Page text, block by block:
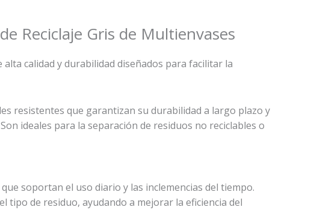
Reciclaje Gris de Multienvases
calidad y durabilidad diseñados para facilitar la
resistentes que garantizan su durabilidad a largo plazo y
ideales para la separación de residuos no reciclables o
soportan el uso diario y las inclemencias del tiempo.
tipo de residuo, ayudando a mejorar la eficiencia del